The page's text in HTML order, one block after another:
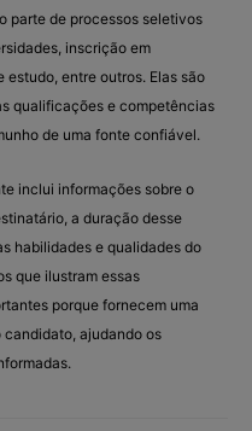
parte de processos seletivos
inscrição em
estudo, entre outros. Elas são
qualificações e competências
de uma fonte confiável.
inclui informações sobre o
a duração desse
habilidades e qualidades do
que ilustram essas
porque fornecem uma
ajudando os